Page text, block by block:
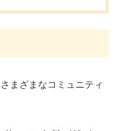
まざまなコミュニティ